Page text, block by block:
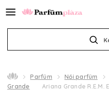
Parfüm Női parfüm
Grande
Ariana Grande R.E.M.